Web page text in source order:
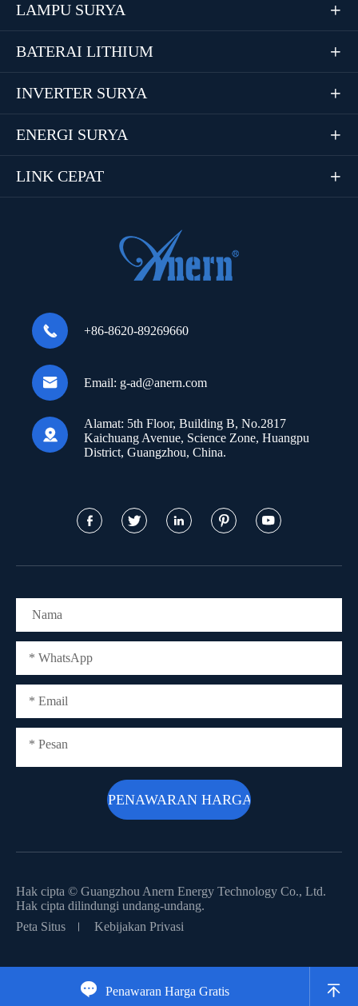
LAMPU SURYA 
BATERAI LITHIUM 
INVERTER SURYA 
ENERGI SURYA 
LINK CEPAT 
 +86-8620-89269660
 Email: g-ad@anern.com

Alamat: 5th Floor, Building B, No.2817
Kaichuang Avenue, Science Zone, Huangpu
District, Guangzhou, China.
    
Hak cipta © Guangzhou Anern Energy Technology Co., Ltd.
Hak cipta dilindungi undang-undang.
Peta Situs
Kebijakan Privasi
 Penawaran Harga Gratis 